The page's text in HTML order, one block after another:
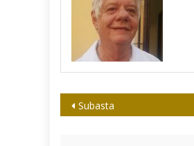
Navegación
Subasta